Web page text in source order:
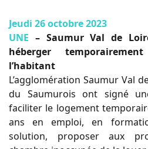
Jeudi 26 octobre 2023
UNE – Saumur Val de
héberger
l’habitant
L’agglomération Saumur Val
du Saumurois ont signé
faciliter le logement
ans en emploi, en
solution, proposer aux